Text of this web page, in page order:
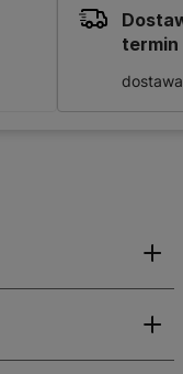
termin